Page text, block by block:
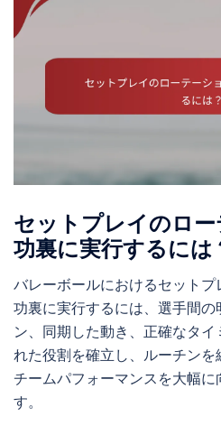
セットプレイのロ
功裏に実行するには
バレーボールにおけるセット
功裏に実行するには、選手間の
ン、同期した動き、正確なタ
れた役割を確立し、ルーチン
チームパフォーマンスを大幅に
す。